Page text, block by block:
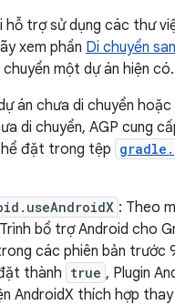
hỗ trợ sử dụng các thư
xem phần Di chuyển
một dự án hiện có.
án chưa di chuyển
di chuyển, AGP cung
đặt trong tệp
: Theo
bổ trợ Android cho
các phiên bản trước
thành true , Plugin
AndroidX thích hợp